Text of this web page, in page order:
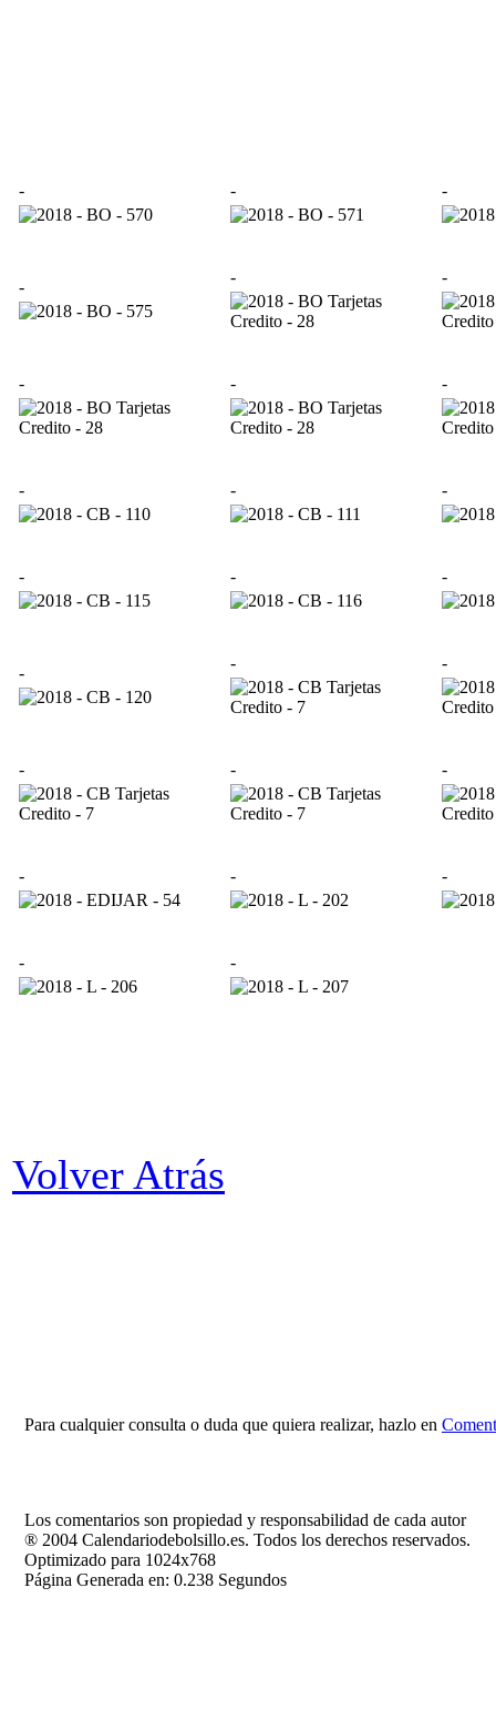
- - -
-
- -
- - -
- - -
- - -
-
- -
- - -
- - -
- -
Volver Atrás
Para cualquier consulta o duda que quiera realizar, hazlo en
Los comentarios son propiedad y responsabilidad de cada autor
® 2004 Calendariodebolsillo.es. Todos los derechos reservados.
Optimizado para 1024x768
Página Generada en: 0.238 Segundos